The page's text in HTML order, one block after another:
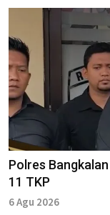
Polres
11 TKP
6 Agu 2026